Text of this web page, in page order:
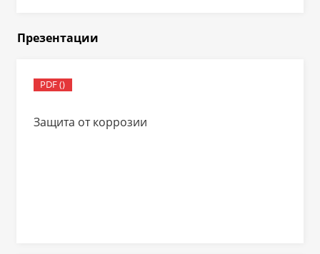
Презентации
PDF ()
Защита от коррозии